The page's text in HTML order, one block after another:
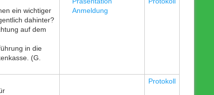
ein wichtiger
dahinter?
auf dem
in die
(G.
Anmeldung
Protokoll